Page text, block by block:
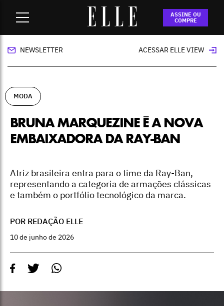
ASSINE OU
COMPRE
Bruna Marquezine é a nova embaixadora da
Ray-Ban
NEWSLETTER ACESSAR ELLE VIEW
MODA
BRUNA MARQUEZINE É A NOVA
EMBAIXADORA DA RAY-BAN
Atriz brasileira entra para o time da Ray-Ban,
representando a categoria de armações clássicas
e também o portfólio tecnológico da marca.
POR REDAÇÃO ELLE
10 de junho de 2026